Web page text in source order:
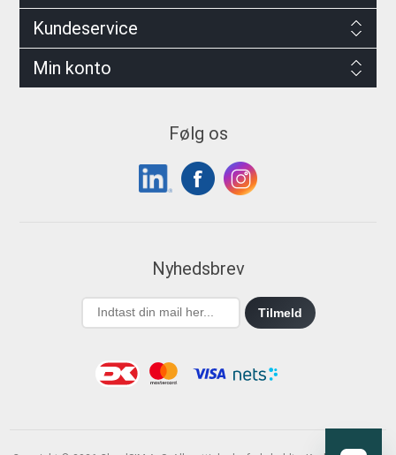
Kundeservice
Min konto
Følg os
Nyhedsbrev
Tilmeld